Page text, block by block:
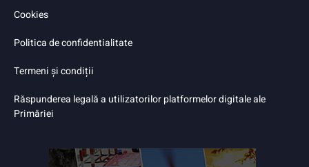
Cookies
Politica de confidentialitate
Termeni și condiții
Răspunderea legală a utilizatorilor platformelor digitale ale
Primăriei